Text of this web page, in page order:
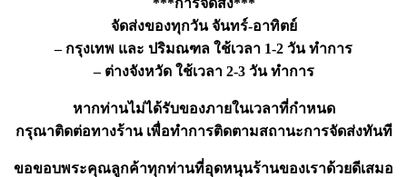
จัดส่งของทุกวัน จันทร์-อาทิตย์
– กรุงเทพ และ ปริมณฑล ใช้เวลา 1-2 วัน ทำการ
– ต่างจังหวัด ใช้เวลา 2-3 วัน ทำการ
หากท่านไม่ได้รับของภายในเวลาที่กำหนด
กรุณาติดต่อทางร้าน เพื่อทำการติดตามสถานะการจัดส่งทันที
ขอขอบพระคุณลูกค้าทุกท่านที่อุดหนุนร้านของเราด้วยดีเสมอ